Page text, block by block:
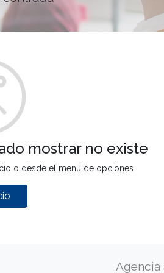
mostrar no existe
o desde el menú de opciones
Agencia